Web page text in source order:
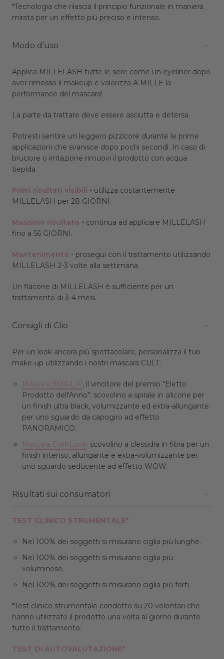
*Tecnologia che rilascia il principio funzionale in maniera
mirata per un effetto più preciso e intenso.
Modo d’uso
Applica MILLELASH tutte le sere come un eyeliner dopo
aver rimosso il makeup e valorizza A MILLE la
performance del mascara!
La parte da trattare deve essere asciutta e detersa.
Potresti sentire un leggero pizzicore durante le prime
applicazioni che svanisce dopo pochi secondi. In caso di
bruciore o irritazione rimuovi il prodotto con acqua
tiepida.
Primi risultati visibili - utilizza costantemente
MILLELASH per 28 GIORNI.
Massimo risultato - continua ad applicare MILLELASH
fino a 56 GIORNI.
Mantenimento - prosegui con il trattamento utilizzando
MILLELASH 2-3 volte alla settimana.
Un flacone di MILLELASH è sufficiente per un
trattamento di 3-4 mesi.
Consigli di Clio
Per un look ancora più spettacolare, personalizza il tuo
make-up utilizzando i nostri mascara CULT.
Mascara 360FLIP, il vincitore del premio "Eletto
Prodotto dell'Anno": scovolino a spirale in silicone per
un finish ultra black, volumizzante ed extra-allungante
per uno sguardo da capogiro ad effetto
PANORAMICO.
Mascara DarkLove: scovolino a clessidra in fibra per un
finish intenso, allungante e extra-volumizzante per
uno sguardo seducente ad effetto WOW.
Risultati sui consumatori
TEST CLINICO STRUMENTALE*
Nel 100% dei soggetti si misurano ciglia più lunghe.
Nel 100% dei soggetti si misurano ciglia più
voluminose.
Nel 100% dei soggetti si misurano ciglia più forti.
*Test clinico strumentale condotto su 20 volontari che
hanno utilizzato il prodotto una volta al giorno durante
tutto il trattamento.
TEST DI AUTOVALUTAZIONE*